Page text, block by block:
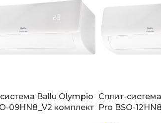
Ballu Olympio
09HN8_V2 комплект
Сплит-
Pro BSO-